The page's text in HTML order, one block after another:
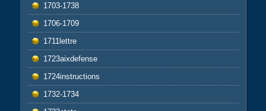
1703-1738
1706-1709
1711lettre
1723aixdefense
1724instructions
1732-1734